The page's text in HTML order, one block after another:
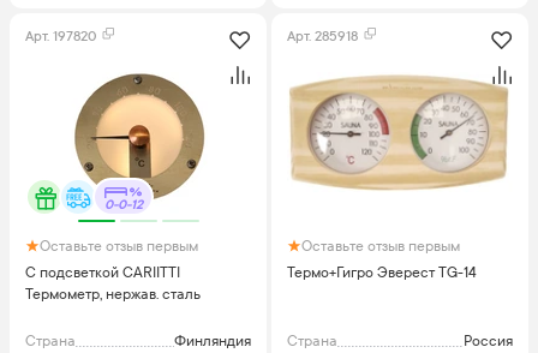
Арт. 197820
0-0-12
Оставьте отзыв первым
С подсветкой CARIITTI
Термометр, нержав. сталь
Страна
Финляндия
Арт. 285918
Оставьте отзыв первым
Термо+Гигро Эверест TG-14
Страна
Россия